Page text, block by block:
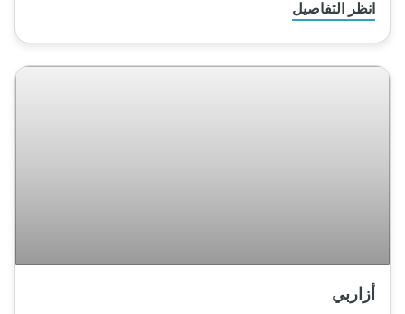
انظر التفاصيل
أزاربي